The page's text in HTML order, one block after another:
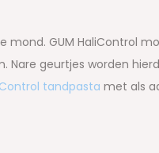
GUM HaliControl
geurtjes worden
tandpasta met als